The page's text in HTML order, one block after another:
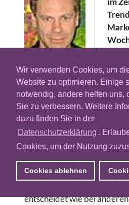
Wir verwenden Cookies, um
Website zu optimieren. Einige
notwendig, andere helfen uns,
Sie zu verbessern. Weitere
dazu finden Sie in der
Datenschutzerklärung .
Cookies, um der Nutzung
Cookies ablehnen
Publisher wie
oder AOL Deutschland in
größeres Angebot an
anbieten werden. Die
Content einzubinden, sind
sowohl Publisher wie auch
befinden sich noch immer
Experimentierphase.
entscheidet wie bei